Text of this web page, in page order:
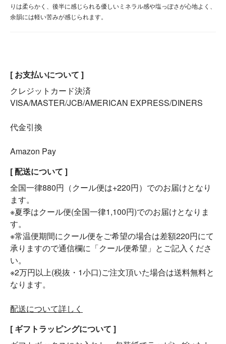
りは柔らかく、後半に感じられる優しいミネラル感や塩っぽさが心地よく、
余韻には軽い苦みが感じられます。
[ お支払いについて ]
クレジットカード決済
VISA/MASTER/JCB/AMERICAN EXPRESS/DINERS
代金引換
Amazon Pay
[ 配送について ]
全国一律880円（クール便は+220円）でのお届けとなり
ます。
※夏季はクール便(全国一律1,100円)でのお届けとなりま
す。
※常温便期間にクール便をご希望の場合は差額220円にて
承りますので通信欄に「クール便希望」とご記入くださ
い。
※2万円以上(税抜・1小口)ご注文頂いた場合は送料無料と
なります。
配送について詳しく
[ ギフトラッピングについて ]